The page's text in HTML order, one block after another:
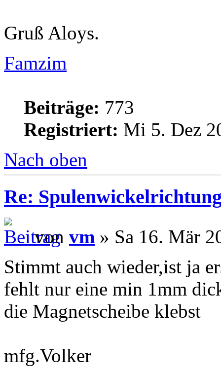
Gruß Aloys.
Famzim
Beiträge: 773
Registriert: Mi 5. Dez
Nach oben
Re:
von vm » Sa 16. Mär
Stimmt auch wieder,ist ja
fehlt nur eine min 1mm
die Magnetscheibe klebst
mfg.Volker